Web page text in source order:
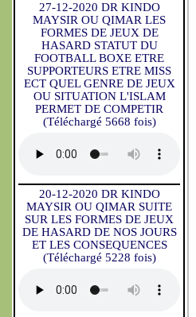
27-12-2020 DR KINDO
MAYSIR OU QIMAR LES
FORMES DE JEUX DE
HASARD STATUT DU
FOOTBALL BOXE ETRE
SUPPORTEURS ETRE MISS
ECT QUEL GENRE DE JEUX
OU SITUATION L'ISLAM
PERMET DE COMPETIR
(Téléchargé 5668 fois)
20-12-2020 DR KINDO
MAYSIR OU QIMAR SUITE
SUR LES FORMES DE JEUX
DE HASARD DE NOS JOURS
ET LES CONSEQUENCES
(Téléchargé 5228 fois)